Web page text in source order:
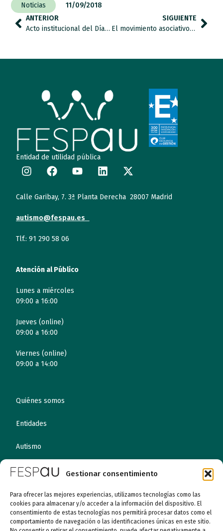
Gestionar consentimiento
Para ofrecer las mejores experiencias, utilizamos tecnologías como las
cookies para almacenar y/o acceder a la información del dispositivo. El
consentimiento de estas tecnologías nos permitirá procesar datos como el
comportamiento de navegación o las identificaciones únicas en este sitio.
Noticias
11/09/2018
ANTERIOR
Acto institucional del Día Mundial del Autismo
SIGUIENTE
El movimiento asociativo del autismo reclama la aprobación del Plan de acción de la Estrategia Española en TEA
Entidad de utilidad pública
Calle Garibay, 7. 3ª Planta Derecha 28007 Madrid
autismo@fespau.es
Tlf.: 91 290 58 06
Atención al Público
Lunes a miércoles
09:00 a 16:00
Jueves (online)
09:00 a 16:00
Viernes (online)
09:00 a 14:00
Quiénes somos
Entidades
Autismo
Recursos
Transparencia
Qué hacemos